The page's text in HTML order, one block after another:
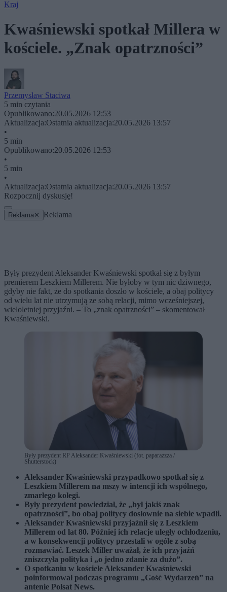
Kraj
Kwaśniewski spotkał Millera w
kościele. „Znak opatrzności”
Przemysław Staciwa
5 min czytania
Opublikowano:20.05.2026 12:53
Aktualizacja:Ostatnia aktualizacja:20.05.2026 13:57
•
5 min
Opublikowano:20.05.2026 12:53
•
5 min
•
Aktualizacja:Ostatnia aktualizacja:20.05.2026 13:57
Rozpocznij dyskusję!
Reklama ✕ Reklama
Były prezydent Aleksander Kwaśniewski spotkał się z byłym
premierem Leszkiem Millerem. Nie byłoby w tym nic dziwnego,
gdyby nie fakt, że do spotkania doszło w kościele, a obaj politycy
od wielu lat nie utrzymują ze sobą relacji, mimo wcześniejszej,
wieloletniej przyjaźni. – To „znak opatrzności” – skomentował
Kwaśniewski.
Były prezydent RP Aleksander Kwaśniewski (fot. paparazzza /
Shutterstock)
Aleksander Kwaśniewski przypadkowo spotkał się z
Leszkiem Millerem na mszy w intencji ich wspólnego,
zmarłego kolegi.
Były prezydent powiedział, że „był jakiś znak
opatrzności”, bo obaj politycy dosłownie na siebie wpadli.
Aleksander Kwaśniewski przyjaźnił się z Leszkiem
Millerem od lat 80. Później ich relacje uległy ochłodzeniu,
a w konsekwencji politycy przestali w ogóle z sobą
rozmawiać. Leszek Miller uważał, że ich przyjaźń
zniszczyła polityka i „o jedno zdanie za dużo”.
O spotkaniu w kościele Aleksander Kwaśniewski
poinformował podczas programu „Gość Wydarzeń” na
antenie Polsat News.